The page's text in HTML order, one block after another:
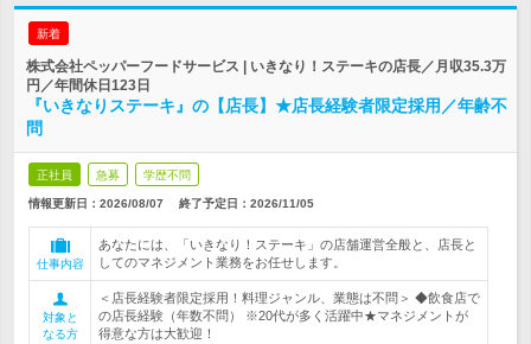
新着
株式会社ペッパーフードサービス | いきなり！ステーキの店長／月収35.3万
円／年間休日123日
『いきなりステーキ』の【店長】★店長経験者限定採用／年齢不
問
正社員 急募 学歴不問
情報更新日：2026/08/07 終了予定日： 2026/11/05
仕事内容
あなたには、「いきなり！ステーキ」の店舗運営全般と、店長と
してのマネジメント業務をお任せします。
対象と
なる方
＜店長経験者限定採用！料理ジャンル、業態は不問＞ ◆飲食店で
の店長経験（年数不問） ※20代が多く活躍中★マネジメントが
得意な方は大歓迎！